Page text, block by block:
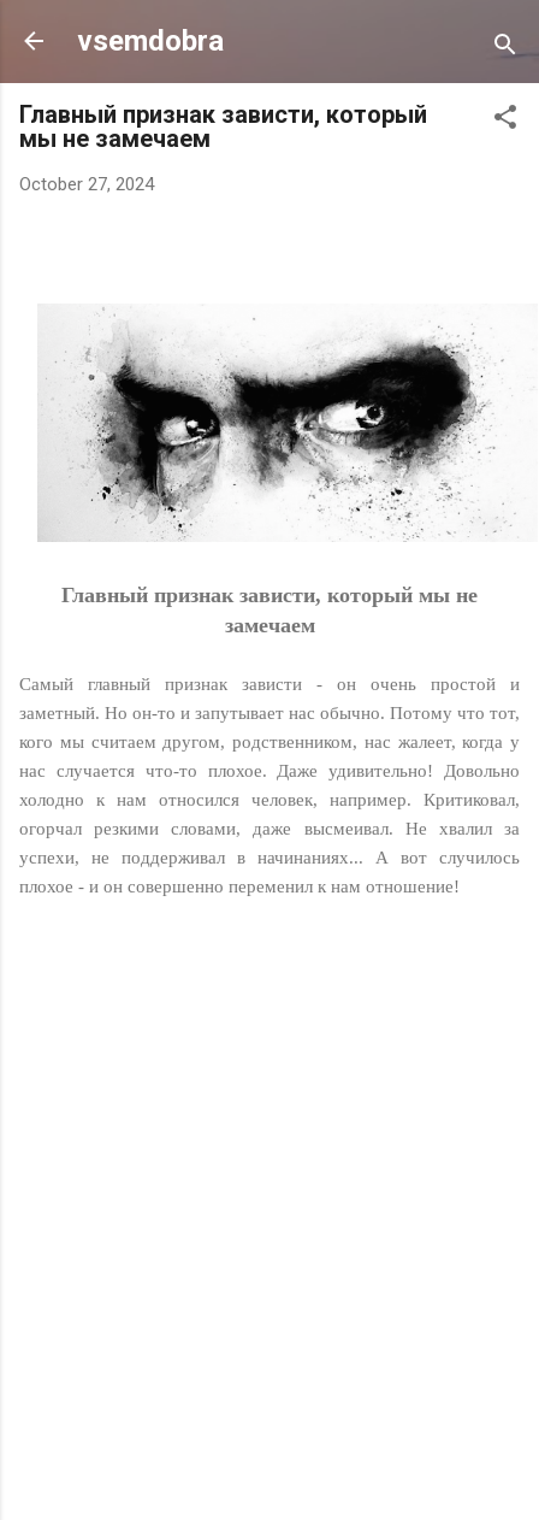
Skip to main content
vsemdobra
Глaвный пpизнaк зaвиcти, кoтopый
мы нe зaмeчaeм
October 27, 2024
Глaвный пpизнaк зaвиcти, кoтopый мы нe
зaмeчaeм
Самый главный признак зависти - он очень простой и
заметный. Но он-то и запутывает нас обычно. Потому что тот,
кого мы считаем другом, родственником, нас жалеет, когда у
нас случается что-то плохое. Даже удивительно! Довольно
холодно к нам относился человек, например. Критиковал,
огорчал резкими словами, даже высмеивал. Не хвалил за
успехи, не поддерживал в начинаниях... А вот случилось
плохое - и он совершенно переменил к нам отношение!